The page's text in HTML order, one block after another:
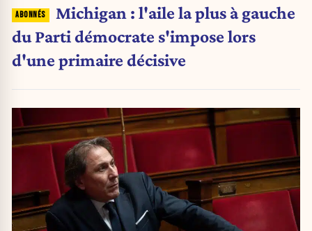
Michigan : l'aile la plus à gauche
du Parti démocrate s'impose lors
d'une primaire décisive